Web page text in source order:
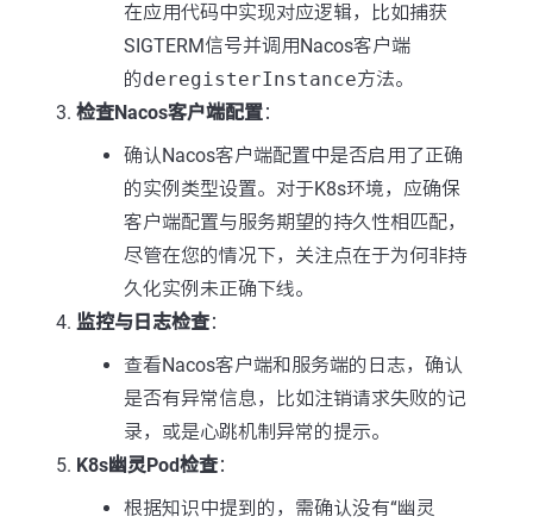
在应用代码中实现对应逻辑，比如捕获
SIGTERM信号并调用Nacos客户端
的deregisterInstance方法。
检查Nacos客户端配置：
确认Nacos客户端配置中是否启用了正确
的实例类型设置。对于K8s环境，应确保
客户端配置与服务期望的持久性相匹配，
尽管在您的情况下，关注点在于为何非持
久化实例未正确下线。
监控与日志检查：
查看Nacos客户端和服务端的日志，确认
是否有异常信息，比如注销请求失败的记
录，或是心跳机制异常的提示。
K8s幽灵Pod检查：
根据知识中提到的，需确认没有“幽灵